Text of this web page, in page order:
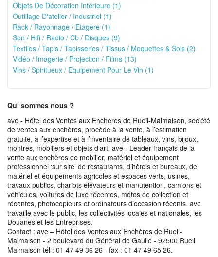
Objets De Décoration Intérieure (1)
Outillage D'atelier / Industriel (1)
Rack / Rayonnage / Etagère (1)
Son / Hifi / Radio / Cb / Disques (9)
Textiles / Tapis / Tapisseries / Tissus / Moquettes & Sols (2)
Vidéo / Imagerie / Projection / Films (13)
Vins / Spiritueux / Equipement Pour Le Vin (1)
Qui sommes nous ?
ave - Hôtel des Ventes aux Enchères de Rueil-Malmaison, société
de ventes aux enchères, procède à la vente, à l’estimation
gratuite, à l’expertise et à l’inventaire de tableaux, vins, bijoux,
montres, mobiliers et objets d’art. ave - Leader français de la
vente aux enchères de mobilier, matériel et équipement
professionnel ‘sur site’ de restaurants, d’hôtels et bureaux, de
matériel et équipements agricoles et espaces verts, usines,
travaux publics, chariots élévateurs et manutention, camions et
véhicules, voitures de luxe récentes, motos de collection et
récentes, photocopieurs et ordinateurs d’occasion récents. ave
travaille avec le public, les collectivités locales et nationales, les
Douanes et les Entreprises.
Contact : ave – Hôtel des Ventes aux Enchères de Rueil-
Malmaison - 2 boulevard du Général de Gaulle - 92500 Rueil
Malmaison tél : 01 47 49 36 26 - fax : 01 47 49 65 26.